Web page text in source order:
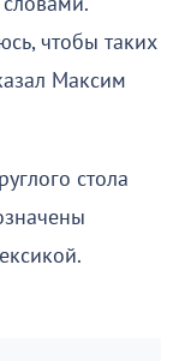
чтобы таких
Максим
стола